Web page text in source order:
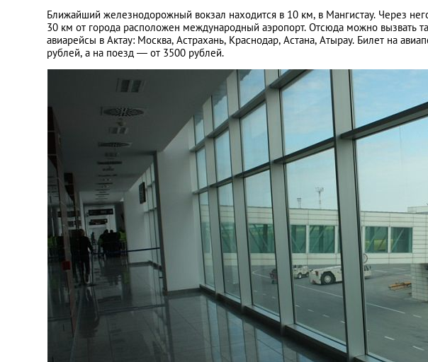
Ближайший железнодорожный вокзал находится в 10 км, в Мангистау. Через
30 км от города расположен международный аэропорт. Отсюда можно вызвать
авиарейсы в Актау: Москва, Астрахань, Краснодар, Астана, Атырау. Билет на
рублей, а на поезд — от 3500 рублей.